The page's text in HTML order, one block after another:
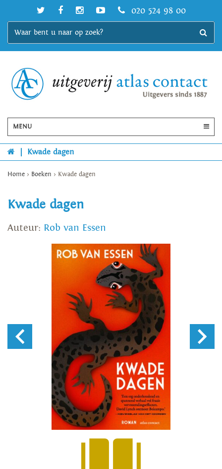
020 524 98 00
MENU
Kwade dagen
Home > Boeken > Kwade dagen
Kwade dagen
Auteur: Rob van Essen